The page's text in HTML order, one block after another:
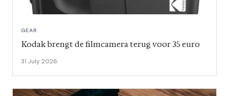
GEAR
Kodak brengt de filmcamera terug voor 35 euro
31 July 2026